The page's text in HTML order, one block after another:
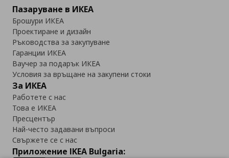
Пазаруване в ИКЕА
Брошури ИКЕА
Проектиране и дизайн
Ръководства за закупуване
Гаранции ИКЕА
Ваучер за подарък ИКЕА
Условия за връщане на закупени стоки
За ИКЕА
Работете с нас
Това е ИКЕА
Пресцентър
Най-често задавани въпроси
Свържете се с нас
Приложение IKEA Bulgaria: